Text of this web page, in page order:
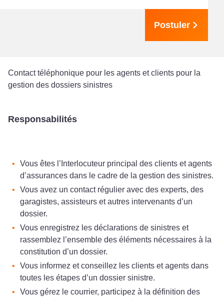
Postuler
Contact téléphonique pour les agents et clients pour la
gestion des dossiers sinistres
Responsabilités
Vous êtes l’Interlocuteur principal des clients et agents
d’assurances dans le cadre de la gestion des sinistres.
Vous avez un contact régulier avec des experts, des
garagistes, assisteurs et autres intervenants d’un
dossier.
Vous enregistrez les déclarations de sinistres et
rassemblez l’ensemble des éléments nécessaires à la
constitution d’un dossier.
Vous informez et conseillez les clients et agents dans
toutes les étapes d’un dossier sinistre.
Vous gérez le courrier, participez à la définition des